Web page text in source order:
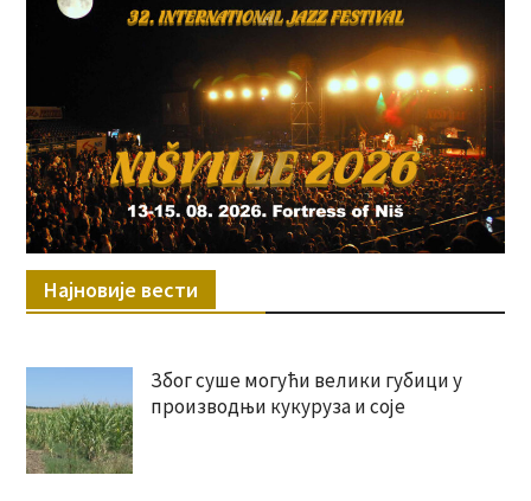
Најновије вести
Због суше могући велики губици у
производњи кукуруза и соје